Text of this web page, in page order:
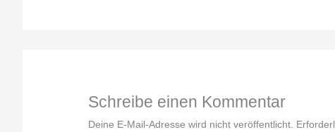
Schreibe einen Kommentar
Deine E-Mail-Adresse wird nicht veröffentlicht.